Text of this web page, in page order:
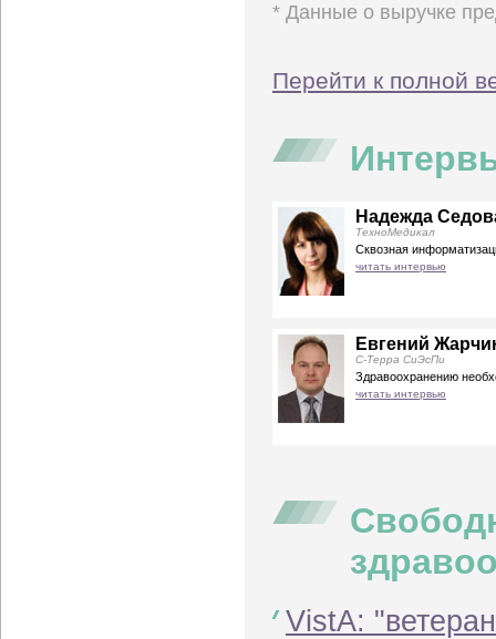
* Данные о выручке
Перейти к полной
Надежда
ТехноМедикал
Сквозная
читать интервью
Евгений
С-Терра СиЭсПи
Здравоохранению
читать интервью
VistA: